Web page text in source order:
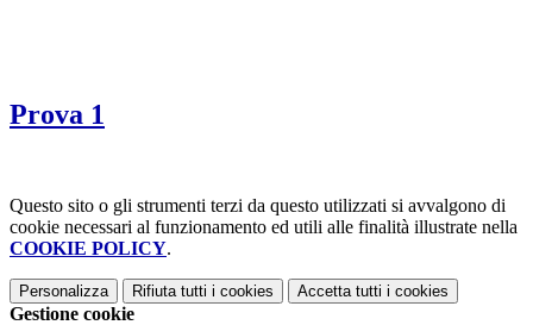
Prova 1
Questo sito o gli strumenti terzi da questo utilizzati si avvalgono di
cookie necessari al funzionamento ed utili alle finalità illustrate nella
COOKIE POLICY.
Personalizza Rifiuta tutti i cookies Accetta tutti i cookies
Gestione cookie